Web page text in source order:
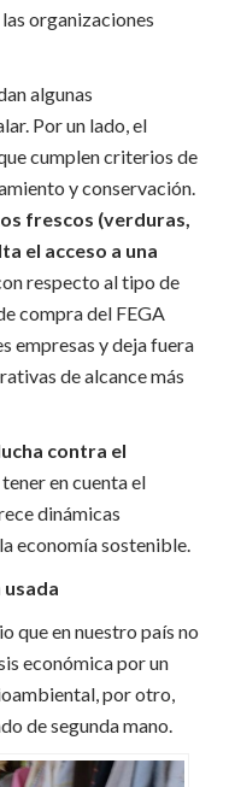
organizaciones
algunas
Por un lado, el
cumplen criterios de
y conservación.
frescos (verduras,
el acceso a una
respecto al tipo de
compra del FEGA
empresas y deja fuera
de alcance más
contra el
tener en cuenta el
dinámicas
economía sostenible.
que en nuestro país no
económica por un
por otro,
de segunda mano.